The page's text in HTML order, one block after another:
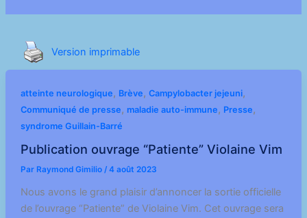
Version imprimable
atteinte neurologique, Brève, Campylobacter jejeuni,
Communiqué de presse, maladie auto-immune, Presse,
syndrome Guillain-Barré
Publication ouvrage “Patiente” Violaine Vim
Par Raymond Gimilio / 4 août 2023
Nous avons le grand plaisir d’annoncer la sortie officielle
de l’ouvrage “Patiente” de Violaine Vim. Cet ouvrage sera